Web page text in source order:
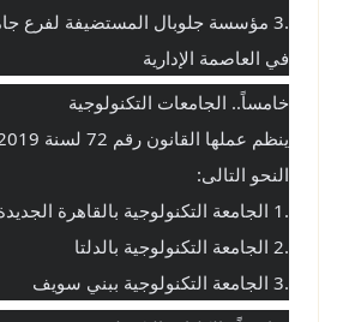
في العاصمة الإدارية
خامساً.. الجامعات التكنولوجية
النحو التالى:
.1 الجامعة التكنولوجية بالقاهرة الجديدة
.2 الجامعة التكنولوجية بالدلتا
.3 الجامعة التكنولوجية ببني سويف